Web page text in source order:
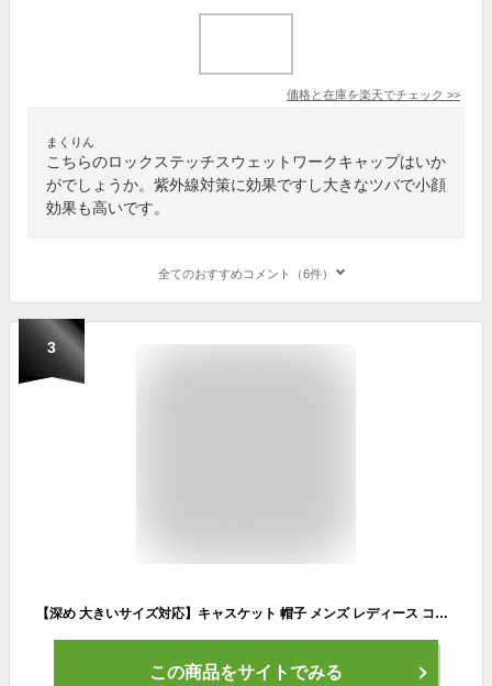
価格と在庫を楽天でチェック >>
まくりん
こちらのロックステッチスウェットワークキャップはいか
がでしょうか。紫外線対策に効果ですし大きなツバで小顔
効果も高いです。
全てのおすすめコメント（6件）
3
【深め 大きいサイズ対応】キャスケット 帽子 メンズ レディース コットン 無地 シンプル おしゃれ サイズ調整 春夏 秋冬 ブラック 黒 ホワイト 白 ベージュ ブラウン ネイビー
この商品をサイトでみる